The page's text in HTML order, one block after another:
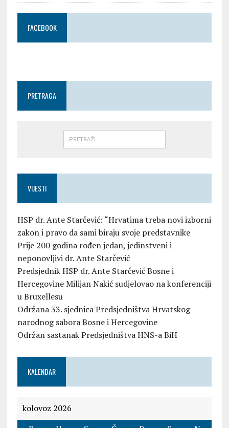
FACEBOOK
PRETRAGA
VIJESTI
HSP dr. Ante Starčević: “Hrvatima treba novi izborni
zakon i pravo da sami biraju svoje predstavnike
Prije 200 godina rođen jedan, jedinstveni i
neponovljivi dr. Ante Starčević
Predsjednik HSP dr. Ante Starčević Bosne i
Hercegovine Milijan Nakić sudjelovao na konferenciji
u Bruxellesu
Održana 33. sjednica Predsjedništva Hrvatskog
narodnog sabora Bosne i Hercegovine
Održan sastanak Predsjedništva HNS-a BiH
KALENDAR
kolovoz 2026